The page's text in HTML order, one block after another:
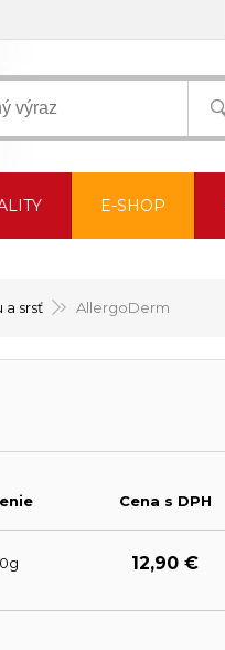
a srsť AllergoDerm
Cena s DPH
12,90 €
E-SHOP